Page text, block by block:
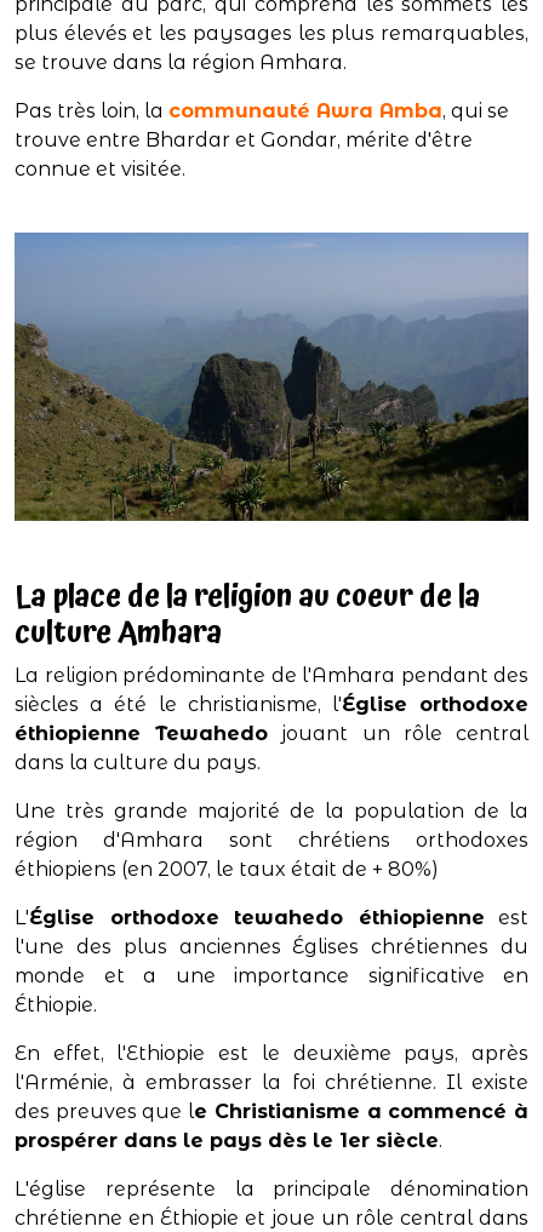
plus élevés et les paysages les plus remarquables,
se trouve dans la région Amhara.
Pas très loin, la communauté Awra Amba, qui se
trouve entre Bhardar et Gondar, mérite d'être
connue et visitée.
La place de la religion au coeur de la
culture Amhara
La religion prédominante de l'Amhara pendant des
siècles a été le christianisme, l'Église orthodoxe
éthiopienne Tewahedo jouant un rôle central
dans la culture du pays.
Une très grande majorité de la population de la
région d'Amhara sont chrétiens orthodoxes
éthiopiens (en 2007, le taux était de + 80%)
L'Église orthodoxe tewahedo éthiopienne est
l'une des plus anciennes Églises chrétiennes du
monde et a une importance significative en
Éthiopie.
En effet, l'Ethiopie est le deuxième pays, après
l'Arménie, à embrasser la foi chrétienne. Il existe
des preuves que le Christianisme a commencé à
prospérer dans le pays dès le 1er siècle.
L'église représente la principale dénomination
chrétienne en Éthiopie et joue un rôle central dans